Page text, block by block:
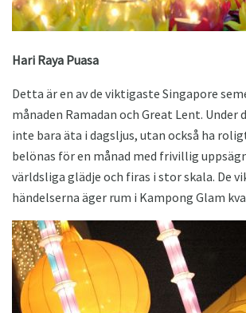
Hari Raya Puasa
Detta är en av de viktigaste Singapore
månaden Ramadan och Great Lent. Under
inte bara äta i dagsljus, utan också ha
belönas för en månad med frivillig
världsliga glädje och firas i stor skala. De
händelserna äger rum i Kampong Glam